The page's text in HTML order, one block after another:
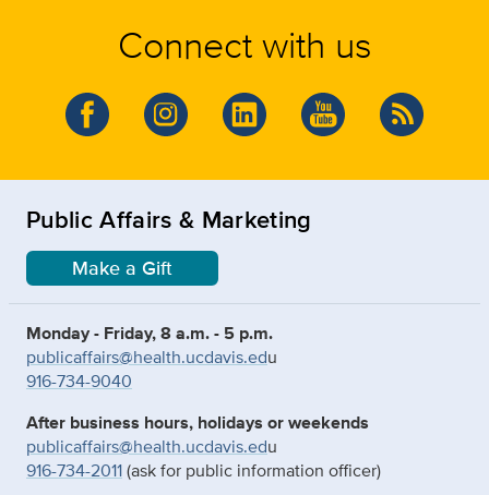
Connect with us
Public Affairs & Marketing
Make a Gift
Monday - Friday, 8 a.m. - 5 p.m.
publicaffairs@health.ucdavis.edu
916-734-9040
After business hours, holidays or weekends
publicaffairs@health.ucdavis.edu
916-734-2011(ask for public information officer)